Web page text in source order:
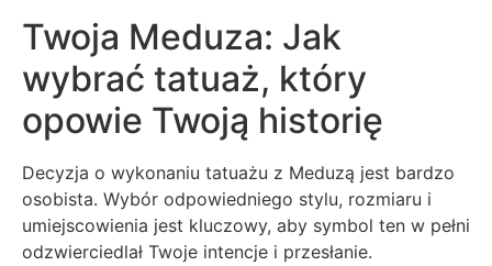
Twoja Meduza: Jak
wybrać tatuaż, który
opowie Twoją historię
Decyzja o wykonaniu tatuażu z Meduzą jest bardzo
osobista. Wybór odpowiedniego stylu, rozmiaru i
umiejscowienia jest kluczowy, aby symbol ten w pełni
odzwierciedlał Twoje intencje i przesłanie.